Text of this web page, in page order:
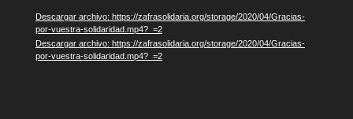
vídeo
Descargar archivo: https://zafrasolidaria.org/storage/2020/04/Gracias-
por-vuestra-solidaridad.mp4?_=2
Descargar archivo: https://zafrasolidaria.org/storage/2020/04/Gracias-
por-vuestra-solidaridad.mp4?_=2